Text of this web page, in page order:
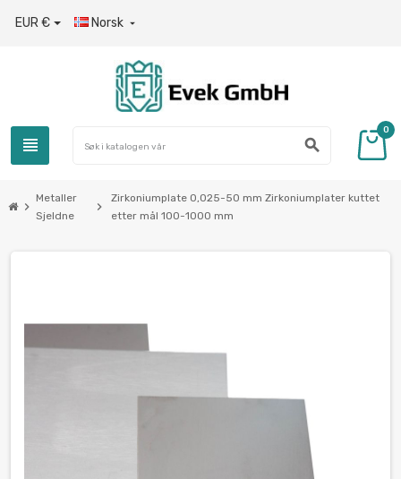
EUR € Norsk 
view_headline search
0
chevron_right
Metaller
Sjeldne
chevron_right
Zirkoniumplate 0,025-50 mm Zirkoniumplater kuttet
etter mål 100-1000 mm